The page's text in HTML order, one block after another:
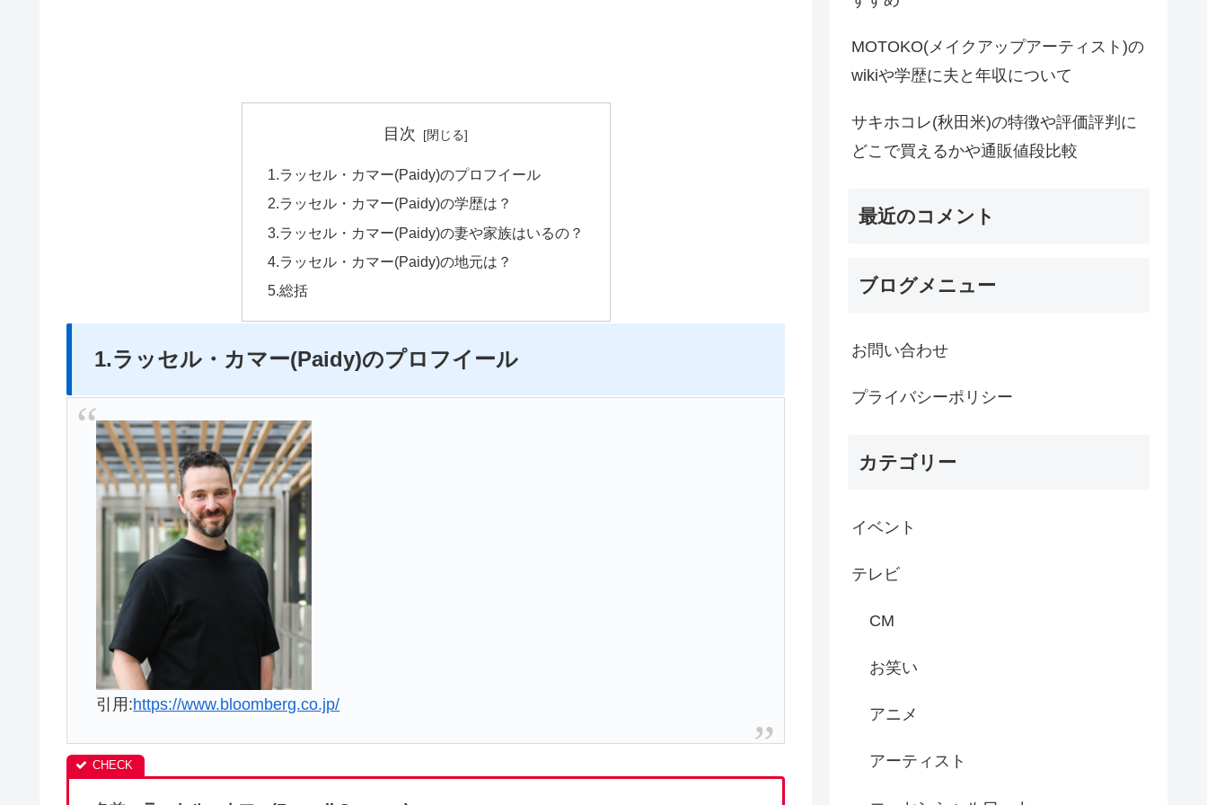
目次
1.ラッセル・カマー(Paidy)のプロフイール
2.ラッセル・カマー(Paidy)の学歴は？
3.ラッセル・カマー(Paidy)の妻や家族はいるの？
4.ラッセル・カマー(Paidy)の地元は？
5.総括
1.ラッセル・カマー(Paidy)のプロフイール
引用:https://www.bloomberg.co.jp/
MOTOKO(メイクアップアーティスト)の
wikiや学歴に夫と年収について
サキホコレ(秋田米)の特徴や評価評判に
どこで買えるかや通販値段比較
最近のコメント
ブログメニュー
お問い合わせ
プライバシーポリシー
カテゴリー
イベント
テレビ
CM
お笑い
アニメ
アーティスト